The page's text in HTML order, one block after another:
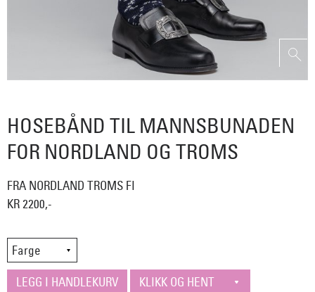
HOSEBÅND TIL MANNSBUNADEN
FOR NORDLAND OG TROMS
FRA NORDLAND TROMS FI
KR 2200,-